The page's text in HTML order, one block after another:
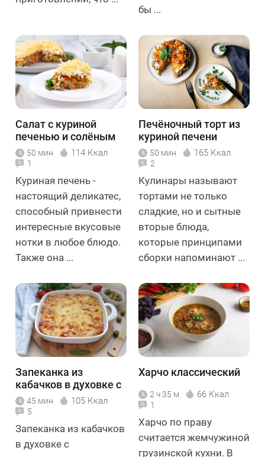
бы ...
Салат с куриной
печенью и солёным
огурцом
50 мин 114 Ккал
1
Куриная печень -
настоящий деликатес,
способный привнести
интересные вкусовые
нотки в любое блюдо.
Также она ...
Печёночный торт из
куриной печени
50 мин 165 Ккал
2
Кулинары называют
тортами не только
сладкие, но и сытные
вторые блюда,
которые принципами
сборки напоминают ...
Запеканка из
кабачков в духовке с
помидором и сыром
45 мин 105 Ккал
5
Запеканка из кабачков
в духовке с
Харчо классический
2 ч 35 м 66 Ккал
1
Харчо по праву
считается жемчужиной
грузинской кухни. В